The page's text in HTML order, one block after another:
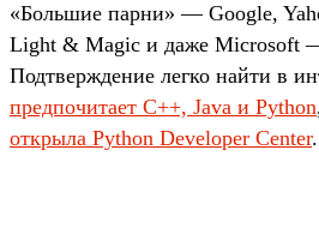
«Большие парни» — Google,
Light & Magic и даже Microsoft
Подтверждение легко найти в
предпочитает C++, Java и Python
открыла Python Developer Center.